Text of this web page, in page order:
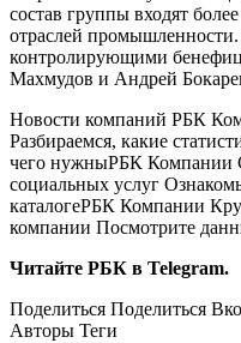
состав группы входят
отраслей
контролирующими
Махмудов и Андрей
Новости компаний РБК
Разбираемся, какие
чего нужныРБК Компании
социальных услуг
каталогеРБК Компании
компании Посмотрите
Читайте РБК в Telegram.
Поделиться Поделиться
Авторы Теги